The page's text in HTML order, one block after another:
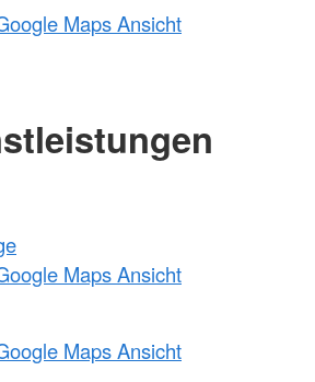
Maps Ansicht
Maps Ansicht
Maps Ansicht